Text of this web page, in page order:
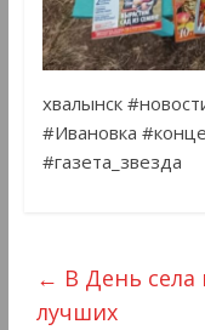
хвалынск
#Ивановка
#газета_звезда
← В День села
лучших